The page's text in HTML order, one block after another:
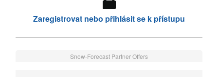
Zaregistrovat nebo přihlásit se k přístupu
Snow-Forecast Partner Offers